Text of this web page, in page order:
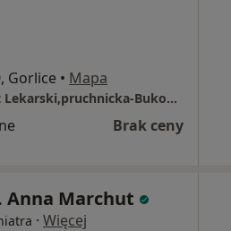
Gorlice • Mapa
Specjalistyczny Gabinet Lekarski,pruchnicka-Bukowska Zofia Małgorzata
Brak ceny
Anna Marchut
· Więcej